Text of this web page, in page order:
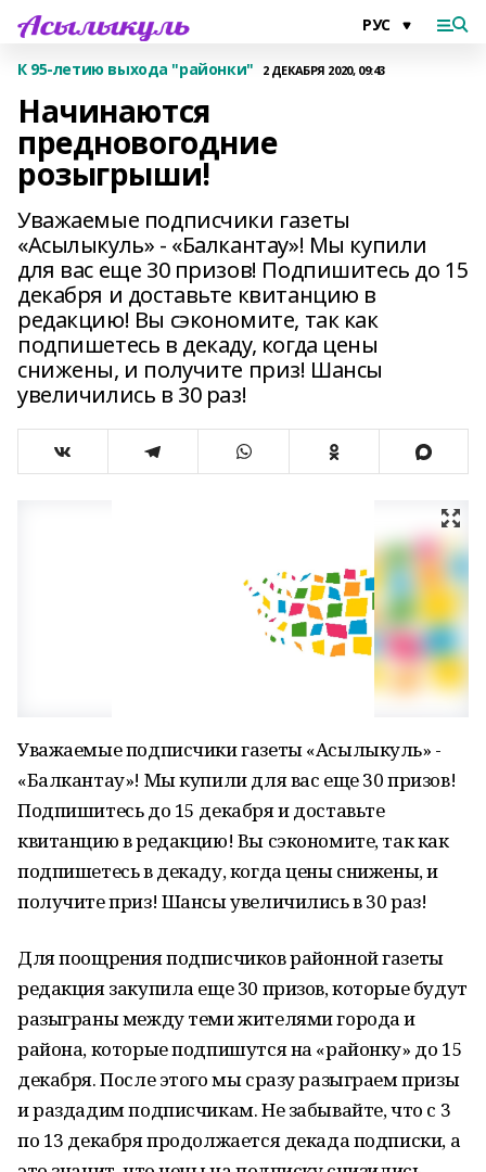
К 95-летию выхода "районки" 2 ДЕКАБРЯ 2020, 09:43
Начинаются
предновогодние
розыгрыши!
Уважаемые подписчики газеты
«Асылыкуль» - «Балкантау»! Мы купили
для вас еще 30 призов! Подпишитесь до 15
декабря и доставьте квитанцию в
редакцию! Вы сэкономите, так как
подпишетесь в декаду, когда цены
снижены, и получите приз! Шансы
увеличились в 30 раз!
Уважаемые подписчики газеты «Асылыкуль» -
«Балкантау»! Мы купили для вас еще 30 призов!
Подпишитесь до 15 декабря и доставьте
квитанцию в редакцию! Вы сэкономите, так как
подпишетесь в декаду, когда цены снижены, и
получите приз! Шансы увеличились в 30 раз!
Для поощрения подписчиков районной газеты
редакция закупила еще 30 призов, которые будут
разыграны между теми жителями города и
района, которые подпишутся на «районку» до 15
декабря. После этого мы сразу разыграем призы
и раздадим подписчикам. Не забывайте, что с 3
по 13 декабря продолжается декада подписки, а